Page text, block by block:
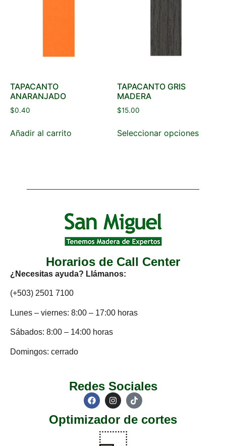
TAPACANTO
ANARANJADO
$0.40
Añadir al carrito
TAPACANTO GRIS
MADERA
$15.00
Seleccionar opciones
Horarios de Call Center
¿Necesitas ayuda? Llámanos:
(+503) 2501 7100
Lunes – viernes: 8:00 – 17:00 horas
Sábados: 8:00 – 14:00 horas
Domingos: cerrado
Redes Sociales
Optimizador de cortes